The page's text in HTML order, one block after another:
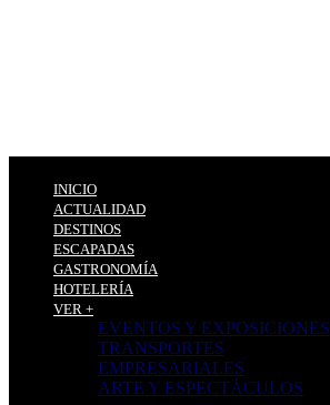
INICIO
ACTUALIDAD
DESTINOS
ESCAPADAS
GASTRONOMÍA
HOTELERÍA
VER +
EVENTOS Y EXPOSICIONES
TRANSPORTES
EMPRESARIALES
ARTE Y ESPECTÁCULOS